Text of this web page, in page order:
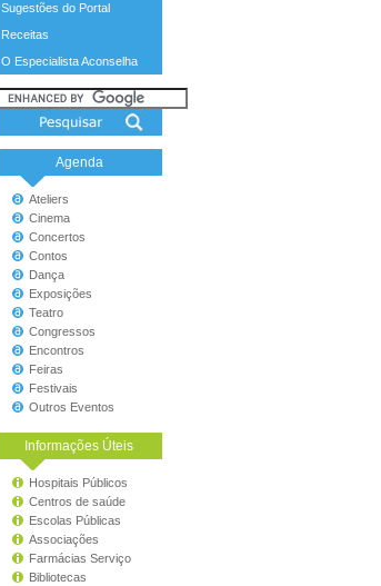
Sugestões do Portal
Receitas
O Especialista Aconselha
Agenda
Ateliers
Cinema
Concertos
Contos
Dança
Exposições
Teatro
Congressos
Encontros
Feiras
Festivais
Outros Eventos
Informações Úteis
Hospitais Públicos
Centros de saúde
Escolas Públicas
Associações
Farmácias Serviço
Bibliotecas